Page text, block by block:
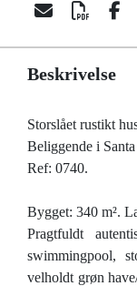
Beskrivelse
Storslået rustikt
Beliggende i
Ref: 0740.
Bygget: 340 m².
Pragtfuldt
swimmingpool,
velholdt grøn